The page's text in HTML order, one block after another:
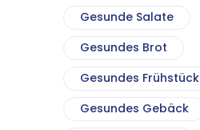
Gesunde Salate
Gesundes Brot
Gesundes Frühstück
Gesundes Gebäck